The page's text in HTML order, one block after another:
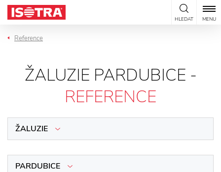
Přeskočit na obsah
HLEDAT MENU
Reference
ŽALUZIE PARDUBICE -
REFERENCE
ŽALUZIE
PARDUBICE